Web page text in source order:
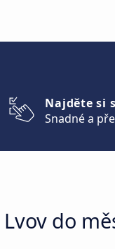
Najděte si
Snadné a
do